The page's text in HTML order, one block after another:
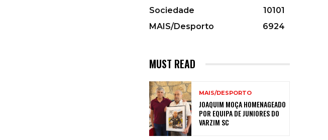
Sociedade
10101
MAIS/Desporto
6924
MUST READ
MAIS/DESPORTO
JOAQUIM MOÇA HOMENAGEADO
POR EQUIPA DE JUNIORES DO
VARZIM SC